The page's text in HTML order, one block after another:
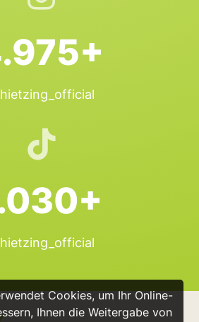
Cookies, um Ihr Online-
Ihnen die Weitergabe von